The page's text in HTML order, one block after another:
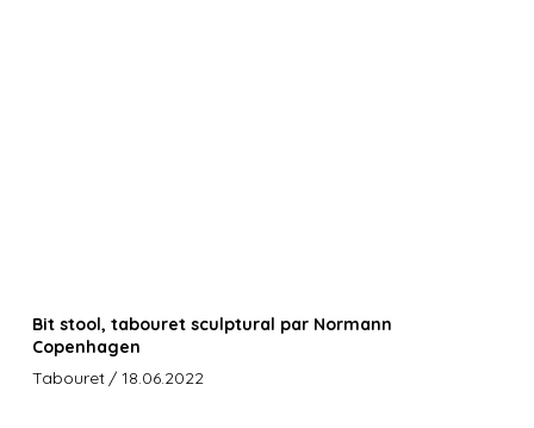
Bit stool, tabouret sculptural par Normann
Copenhagen
Tabouret / 18.06.2022